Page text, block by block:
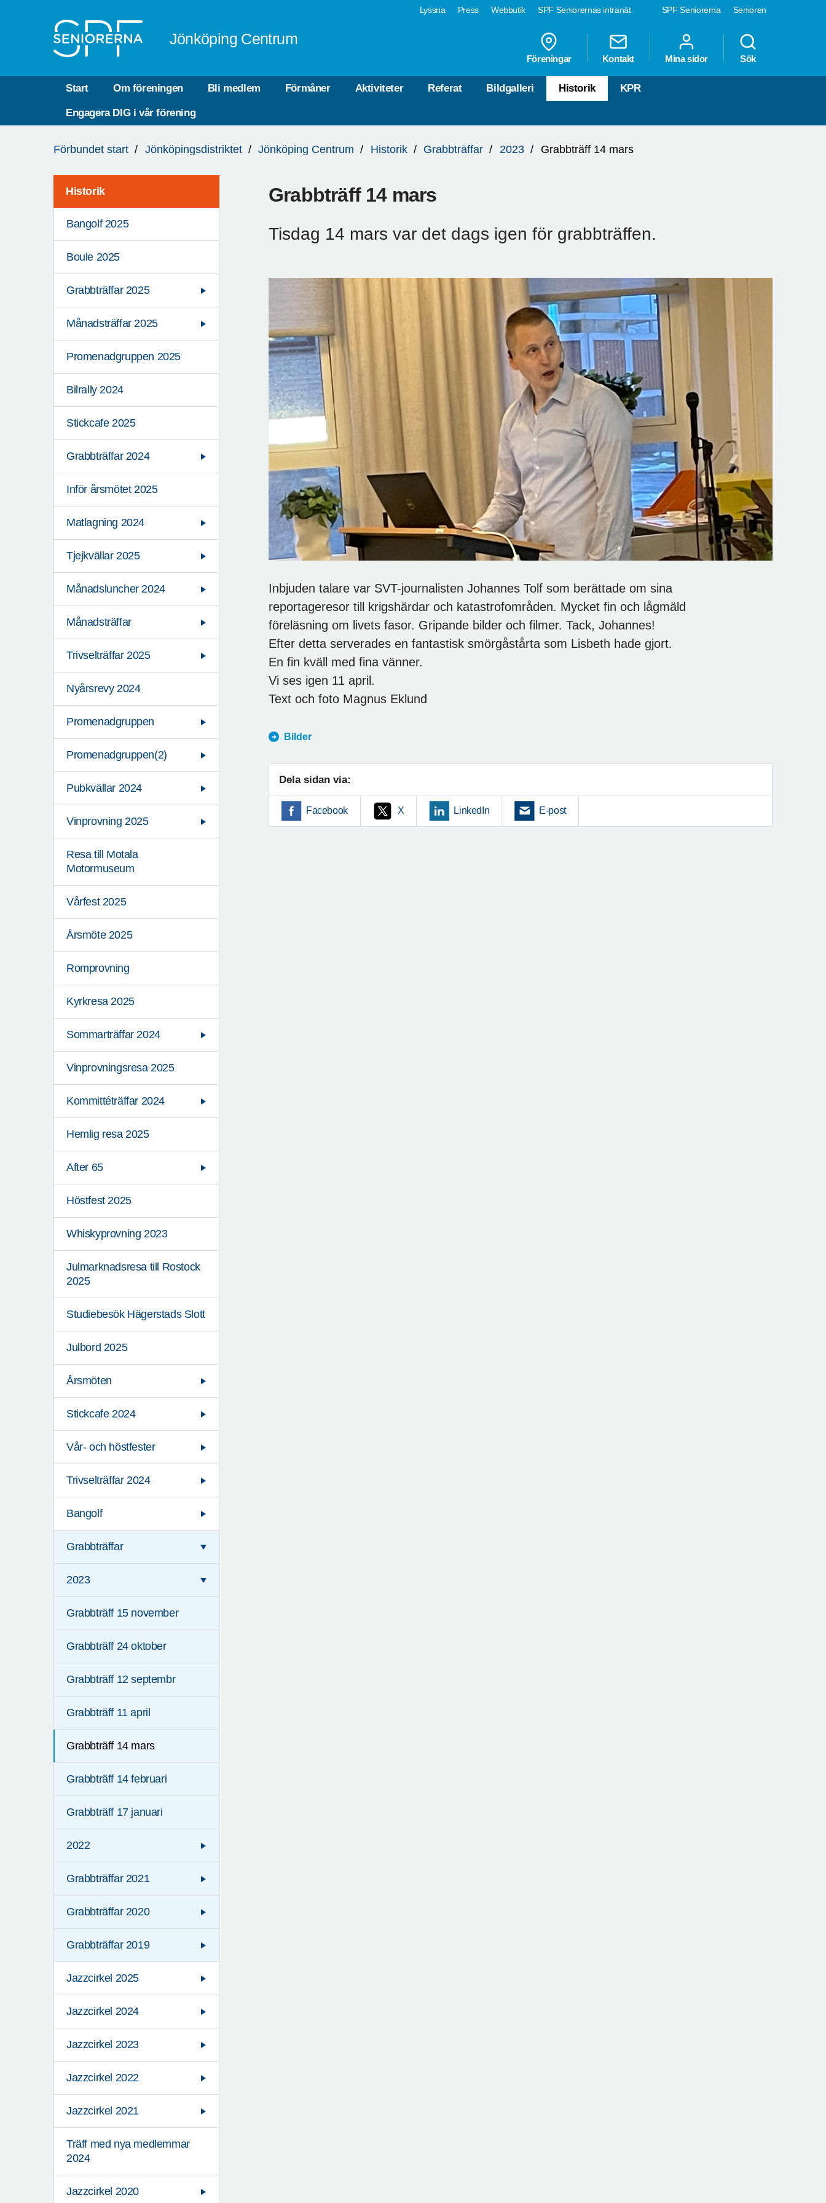
SPF Seniorerna Senioren
Lyssna Press Webbutik SPF Seniorernas intranät
Jönköping Centrum
Föreningar Kontakt Mina sidor Sök
Start Om föreningen Bli medlem Förmåner Aktiviteter Referat Bildgalleri Historik KPR
Engagera DIG i vår förening
är
Förbundet start Jönköpingsdistriktet Jönköping Centrum Historik Grabbträffar 2023 Grabbträff 14 mars
Historik
Bangolf 2025
Boule 2025
Grabbträffar 2025
Månadsträffar 2025
Promenadgruppen 2025
Bilrally 2024
Stickcafe 2025
Grabbträffar 2024
Inför årsmötet 2025
Matlagning 2024
Tjejkvällar 2025
Månadsluncher 2024
Månadsträffar
Trivselträffar 2025
Nyårsrevy 2024
Promenadgruppen
Promenadgruppen(2)
Pubkvällar 2024
Vinprovning 2025
Resa till Motala
Motormuseum
Vårfest 2025
Årsmöte 2025
Romprovning
Kyrkresa 2025
Sommarträffar 2024
Vinprovningsresa 2025
Kommittéträffar 2024
Hemlig resa 2025
After 65
Höstfest 2025
Whiskyprovning 2023
Julmarknadsresa till Rostock
2025
Studiebesök Hägerstads Slott
Julbord 2025
Årsmöten
Stickcafe 2024
Vår- och höstfester
Trivselträffar 2024
Bangolf
Grabbträffar
2023
Grabbträff 15 november
Grabbträff 24 oktober
Grabbträff 12 septembr
Grabbträff 11 april
Grabbträff 14 mars
Grabbträff 14 februari
Grabbträff 17 januari
2022
Grabbträffar 2021
Grabbträffar 2020
Grabbträffar 2019
Jazzcirkel 2025
Jazzcirkel 2024
Jazzcirkel 2023
Jazzcirkel 2022
Jazzcirkel 2021
Träff med nya medlemmar
2024
Jazzcirkel 2020
Grabbträff 14 mars
Tisdag 14 mars var det dags igen för grabbträffen.
Inbjuden talare var SVT-journalisten Johannes Tolf som berättade om sina
reportageresor till krigshärdar och katastrofområden. Mycket fin och lågmäld
föreläsning om livets fasor. Gripande bilder och filmer. Tack, Johannes!
Efter detta serverades en fantastisk smörgåstårta som Lisbeth hade gjort.
En fin kväll med fina vänner.
Vi ses igen 11 april.
Text och foto Magnus Eklund
Bilder
Dela sidan via:
Facebook X LinkedIn E-post